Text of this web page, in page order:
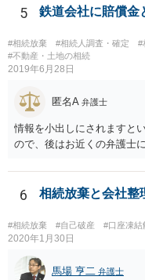
書類を提出されることをお
他にもあるかもしれないと
にあたっては、法テラスの
とも十分考えられるかと存
を拝見するかぎり、再婚相
5 鉄道会社に賠償金
#相続放棄 #相続人調査・確定 #
#不動産・土地の相続
2019年6月28日
匿名A 弁護士
情報を小出しにされますと
ので、後はお近くの弁護士
6 相続放棄と会社整
#相続放棄 #自己破産 #口座凍結
2020年1月30日
馬場 亨二 弁護士